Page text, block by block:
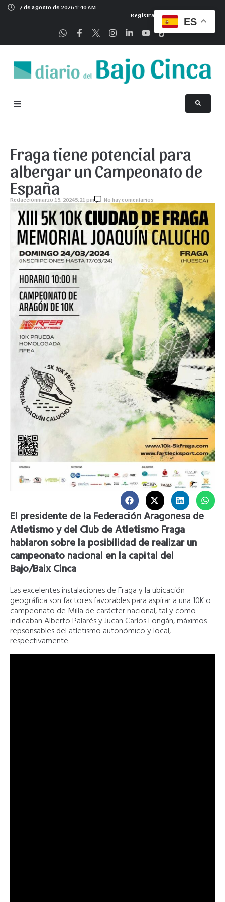
7 de agosto de 2026 1:40 AM
Registrarse
Fraga tiene potencial para
albergar un Campeonato de
España
Redacciónmarzo 15, 20245:21 pm No hay comentarios
El presidente de la Federación Aragonesa de
Atletismo y del Club de Atletismo Fraga
hablaron sobre la posibilidad de realizar un
campeonato nacional en la capital del
Bajo/Baix Cinca
Las excelentes instalaciones de Fraga y la ubicación
geográfica son factores favorables para aspirar a una 10K o
campeonato de Milla de carácter nacional, tal y como
indicaban Alberto Palarés y Jucan Carlos Longán, máximos
repsonsables del atletismo autonómico y local,
respectivamente.
ES